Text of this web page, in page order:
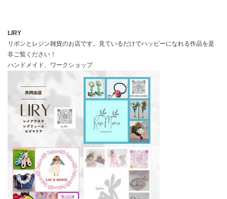
LIRY
リボンとレジン雑貨のお店です。見ているだけでハッピーになれる作品を是
非ご覧ください！
ハンドメイド、ワークショップ